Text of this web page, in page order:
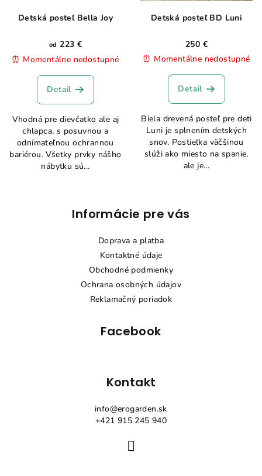
Detská posteľ Bella Joy
od 223 €
⏰ Momentálne nedostupné
Detail
Vhodná pre dievčatko ale aj
chlapca, s posuvnou a
odnímateľnou ochrannou
bariérou. Všetky prvky nášho
nábytku sú...
Detská posteľ BD Luni
250 €
⏰ Momentálne nedostupné
Detail
Biela drevená posteľ pre deti
Luni je splnením detských
snov. Postieľka väčšinou
slúži ako miesto na spanie,
ale je...
Informácie pre vás
Doprava a platba
Kontaktné údaje
Obchodné podmienky
Ochrana osobných údajov
Reklamačný poriadok
Facebook
Kontakt
info@erogarden.sk
+421 915 245 940